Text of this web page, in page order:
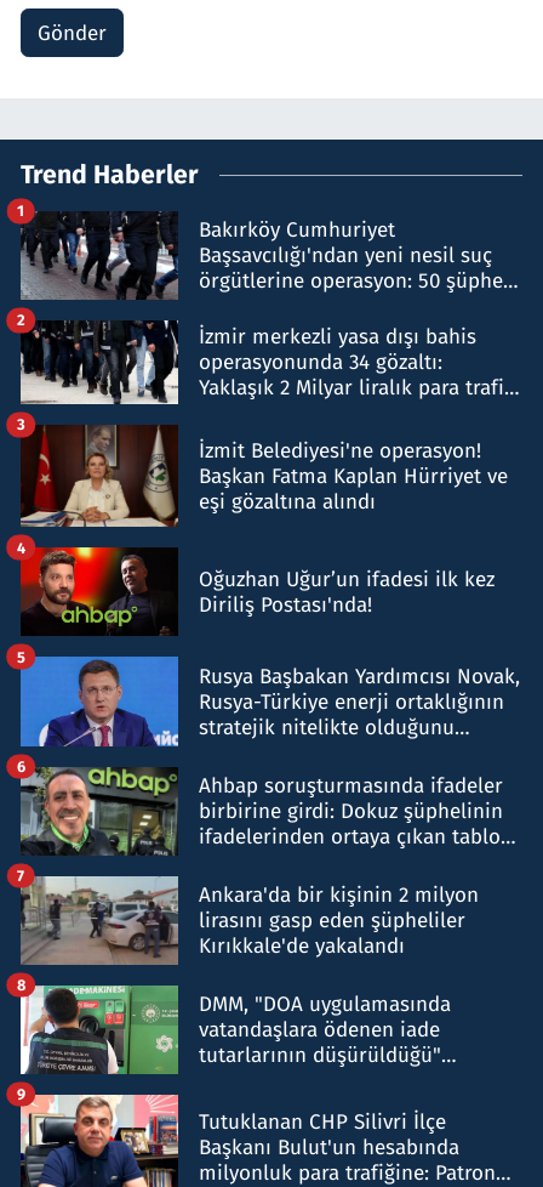
Gönder
Trend Haberler
Bakırköy Cumhuriyet
Başsavcılığı'ndan yeni nesil suç
örgütlerine operasyon: 50 şüpheli
1
İzmir merkezli yasa dışı bahis
operasyonunda 34 gözaltı:
Yaklaşık 2 Milyar liralık para trafiği
2
İzmit Belediyesi'ne operasyon!
Başkan Fatma Kaplan Hürriyet ve
eşi gözaltına alındı
3
Oğuzhan Uğur’un ifadesi ilk kez
Diriliş Postası'nda!
4
Rusya Başbakan Yardımcısı Novak,
Rusya-Türkiye enerji ortaklığının
stratejik nitelikte olduğunu
5
Ahbap soruşturmasında ifadeler
birbirine girdi: Dokuz şüphelinin
ifadelerinden ortaya çıkan tablo
6
Ankara'da bir kişinin 2 milyon
lirasını gasp eden şüpheliler
Kırıkkale'de yakalandı
7
DMM, "DOA uygulamasında
vatandaşlara ödenen iade
tutarlarının düşürüldüğü"
8
Tutuklanan CHP Silivri İlçe
Başkanı Bulut'un hesabında
milyonluk para trafiğine: Patron
9